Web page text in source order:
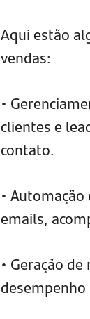
Aqui estão
vendas:
•
clientes e
contato.
•
emails,
• Geração